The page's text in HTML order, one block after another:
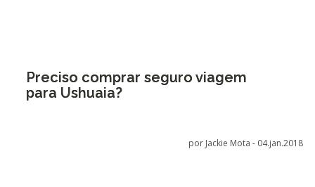
Preciso comprar seguro viagem
para Ushuaia?
por Jackie Mota - 04.jan.2018